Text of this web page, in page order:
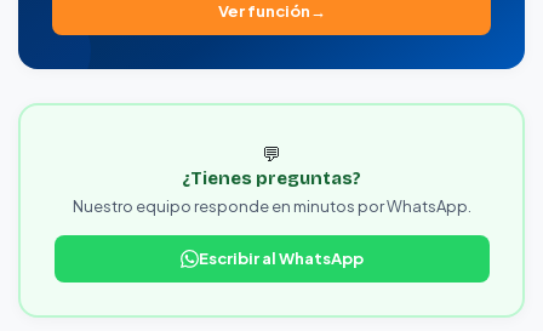
Ver función
💬
¿Tienes preguntas?
Nuestro equipo responde en minutos por WhatsApp.
Escribir al WhatsApp